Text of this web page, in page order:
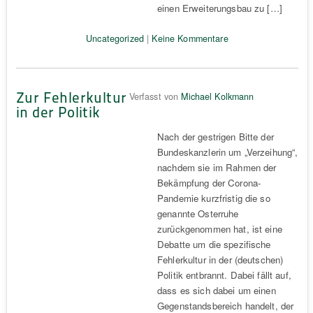
einen Erweiterungsbau zu […]
Uncategorized | Keine Kommentare
Zur Fehlerkultur
in der Politik
Verfasst von Michael Kolkmann
Nach der gestrigen Bitte der
Bundeskanzlerin um „Verzeihung“,
nachdem sie im Rahmen der
Bekämpfung der Corona-
Pandemie kurzfristig die so
genannte Osterruhe
zurückgenommen hat, ist eine
Debatte um die spezifische
Fehlerkultur in der (deutschen)
Politik entbrannt. Dabei fällt auf,
dass es sich dabei um einen
Gegenstandsbereich handelt, der